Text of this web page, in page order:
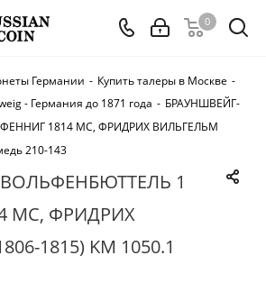
0
Германии - Купить талеры в Москве -
- Германия до 1871 года - БРАУНШВЕЙГ-
1814 MC, ФРИДРИХ ВИЛЬГЕЛЬМ
210-143
1
MC, ФРИДРИХ
1815) KM 1050.1